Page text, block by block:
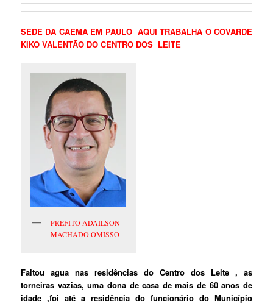
SEDE DA CAEMA EM PAULO AQUI TRABALHA O COVARDE
KIKO VALENTÃO DO CENTRO DOS LEITE
PREFITO ADAILSON
MACHADO OMISSO
Faltou agua nas residências do Centro dos Leite , as
torneiras vazias, uma dona de casa de mais de 60 anos de
idade ,foi até a residência do funcionário do Município